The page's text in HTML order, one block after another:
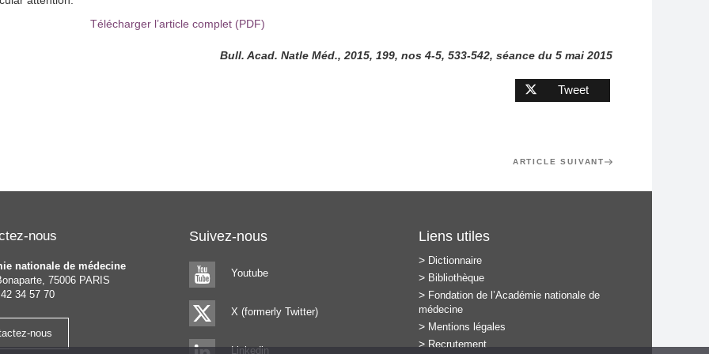
Télécharger l’article complet (PDF)
Bull. Acad. Natle Méd., 2015, 199, nos 4-5, 533-542, séance du 5 mai 2015
Tweet
Article
ARTICLE SUIVANT
nous
nationale de médecine
75006 PARIS
34 57 70
nous
Suivez-nous
Youtube
X (formerly Twitter)
Linkedin
Liens utiles
Dictionnaire
Bibliothèque
Fondation de l’Académie nationale de
médecine
Mentions légales
Recrutement